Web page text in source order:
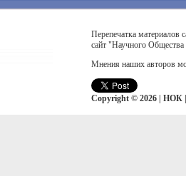
Перепечатка материалов
сайт "Научного
Мнения наших авторов
Copyright © 2026 | НОК